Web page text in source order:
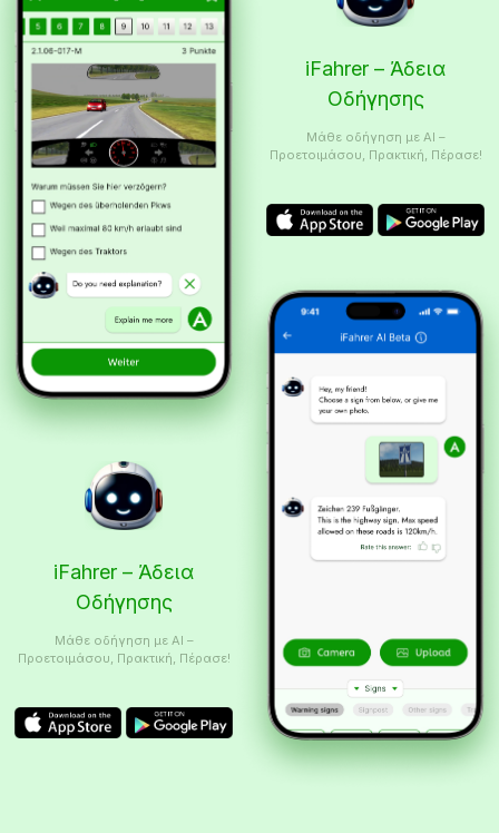
iFahrer – Άδεια
Οδήγησης
Μάθε οδήγηση με AI –
Προετοιμάσου, Πρακτική, Πέρασε!
iFahrer – Άδεια
Οδήγησης
Μάθε οδήγηση με AI –
Προετοιμάσου, Πρακτική, Πέρασε!